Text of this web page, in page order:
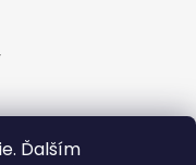
Ďalším